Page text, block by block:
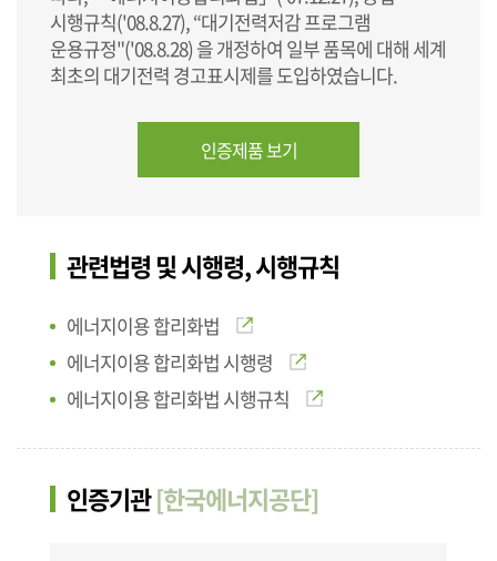
시행규칙('08.8.27), “대기전력저감 프로그램
운용규정"('08.8.28) 을 개정하여 일부 품목에 대해 세계
최초의 대기전력 경고표시제를 도입하였습니다.
인증제품 보기
관련법령 및 시행령, 시행규칙
에너지이용 합리화법
에너지이용 합리화법 시행령
에너지이용 합리화법 시행규칙
인증기관[한국에너지공단]